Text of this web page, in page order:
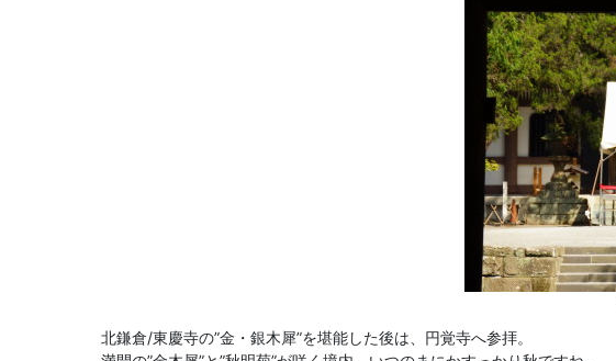
北鎌倉/東慶寺の”金・銀木犀”を堪能した後は、円覚寺へ参拝。